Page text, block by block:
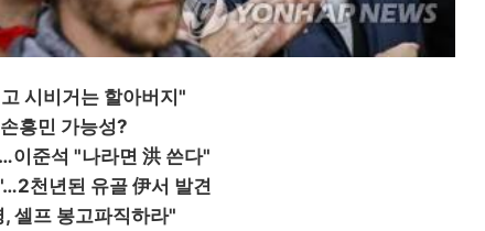
시비거는 할아버지"
흥민 가능성?
이준석 "나라면 洪 쓴다"
천년된 유골 伊서 발견
셀프 봉고파직하라"